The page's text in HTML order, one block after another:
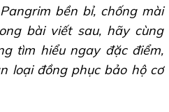
bền bỉ, chống mài
bài viết sau, hãy cùng
tìm hiểu ngay đặc điểm,
loại đồng phục bảo hộ cơ